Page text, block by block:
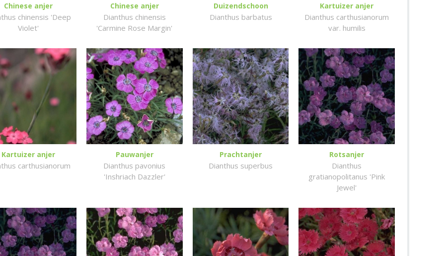
Chinese anjer
chinensis 'Deep
Violet'
Chinese anjer
Dianthus chinensis
'Carmine Rose Margin'
Duizendschoon
Dianthus barbatus
Kartuizer anjer
Dianthus carthusianorum
var. humilis
Kartuizer anjer
carthusianorum
Pauwanjer
Dianthus pavonius
'Inshriach Dazzler'
Prachtanjer
Dianthus superbus
Rotsanjer
Dianthus
gratianopolitanus 'Pink
Jewel'